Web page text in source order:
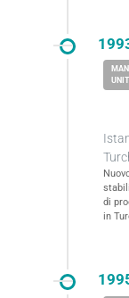
di
in